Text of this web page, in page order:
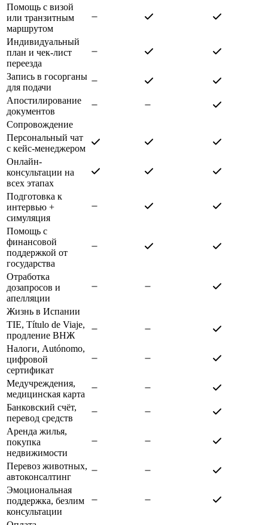
Помощь с визой
или транзитным
маршрутом
Индивидуальный
план и чек-лист
переезда
Запись в госорганы
для подачи
Апостилирование
документов
Сопровождение
Персональный чат
с кейс-менеджером
Онлайн-
консультации на
всех этапах
Подготовка к
интервью +
симуляция
Помощь с
финансовой
поддержкой от
государства
Отработка
дозапросов и
апелляции
Жизнь в Испании
TIE, Título de Viaje,
продление ВНЖ
Налоги, Autónomo,
цифровой
сертификат
Медучреждения,
медицинская карта
Банковский счёт,
перевод средств
Аренда жилья,
покупка
недвижимости
Перевоз животных,
автоконсалтинг
Эмоциональная
поддержка, безлим
консультации